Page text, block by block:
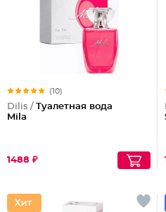
(10)
Dilis / Туалетная вода
Mila
1488 ₽